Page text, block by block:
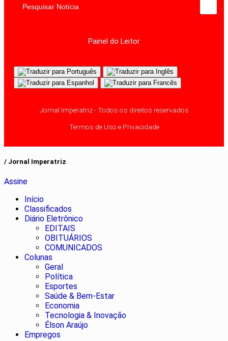
Pesquisar Notícia
Painel do Leitor
Jornal Imperatriz - Todos os direitos reservados
Termos de Uso e Privacidade
/ Jornal Imperatriz
Assine
Início
Classificados
Diário Eletrônico
EDITAIS
OBITUÁRIOS
COMUNICADOS
Colunas
Geral
Política
Esportes
Saúde & Bem-Estar
Economia
Tecnologia & Inovação
Élson Araújo
Empregos